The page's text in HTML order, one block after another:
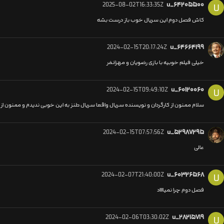
U u_۶۴۲۰۵۵۰۰ 2025-08-02T16:33:35Z
کاش فصل دوم این سریال خوب‌ باز درست‌ بشه
u_۶۴۶۶۴۱۹۹ 2024-02-15T20:17:24Z
خیلی فیلم خوبیه با بازی رضویان و مهزانفر
U u_۶۰۱۲۰۰۶۰ 2024-02-15T09:49:10Z
سلام ممنون از کارگردان و نویسنده سریال واقعا سریال طنز به این خوبی ندیدم و
u_۵۲۹۸۷۲۹۵ 2024-02-15T07:57:56Z
عالی
U u_۶۰۳۲۶۵۶۸ 2024-02-07T21:40:00Z
فصل دوم چرا نمیااااد
U u_۲۸۲۱۵۷۱۹ 2024-02-06T03:30:02Z